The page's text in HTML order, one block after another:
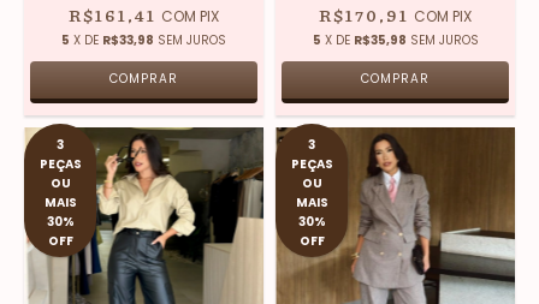
R$161,41 COM PIX
5 X DE R$33,98 SEM JUROS
COMPRAR
R$170,91 COM PIX
5 X DE R$35,98 SEM JUROS
COMPRAR
3
PEÇAS
OU
MAIS
30%
OFF
3
PEÇAS
OU
MAIS
30%
OFF